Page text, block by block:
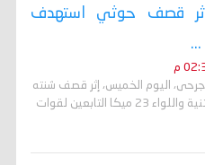
قصف حوثي استهدف
اليوم الخميس، إثر قصف شنته
جماعة الحوثي استهدف معسكري الثنية واللواء 23 ميكا التابعين لقوات